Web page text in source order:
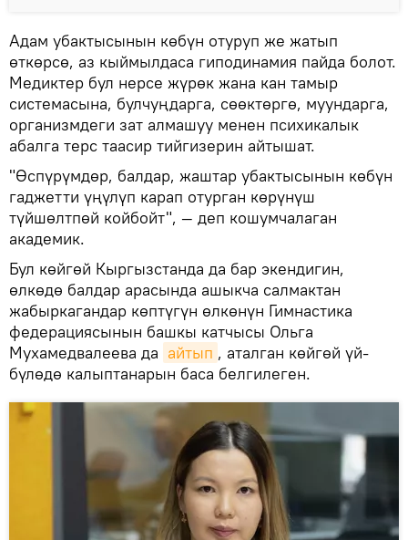
Адам убактысынын көбүн отуруп же жатып
өткөрсө, аз кыймылдаса гиподинамия пайда болот.
Медиктер бул нерсе жүрөк жана кан тамыр
системасына, булчуңдарга, сөөктөргө, муундарга,
организмдеги зат алмашуу менен психикалык
абалга терс таасир тийгизерин айтышат.
"Өспүрүмдөр, балдар, жаштар убактысынын көбүн
гаджетти үңүлүп карап отурган көрүнүш
түйшөлтпөй койбойт", — деп кошумчалаган
академик.
Бул көйгөй Кыргызстанда да бар экендигин,
өлкөдө балдар арасында ашыкча салмактан
жабыркагандар көптүгүн өлкөнүн Гимнастика
федерациясынын башкы катчысы Ольга
Мухамедвалеева да айтып , аталган көйгөй үй-
бүлөдө калыптанарын баса белгилеген.